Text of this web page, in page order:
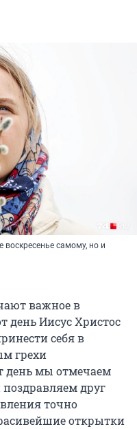
воскресенье самому, но и
важное в
день Иисус Христос
себя в
грехи
день мы отмечаем
поздравляем друг
точно
открытки